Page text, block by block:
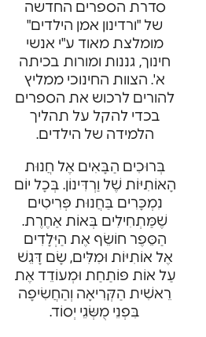
סדרת הספרים החדשה
של "ורדינון אמן הילדים"
מומלצת מאוד ע"י אנשי
גננות ומורות בכיתה
א'. הצוות החינוכי ממליץ
לרכוש את הספרים
בכדי להקל על תהליך
הלמידה של הילדים.
בְּרוּכִים הַבָּאִים אֶל חֲנוּת
שֶׁל וַרְדִּינוֹן. בְּכָל יוֹם
נִמְכָּרִים בַּחֲנוּת פְּרִיטִים
בְּאוֹת אַחֶרֶת.
הַסֵּפֶר חוֹשֵׂף אֶת הַיְּלָדִים
אוֹתִיּוֹת וּמִלִּים, שָׂם דָּגֵשׁ
אוֹת פּוֹתַחַת וּמְעוֹדֵד אֶת
הַקְּרִיאָה וְהַחֲשִׂיפָה
בִּפְנֵי מֻשְּׂגֵי יְסוֹד.